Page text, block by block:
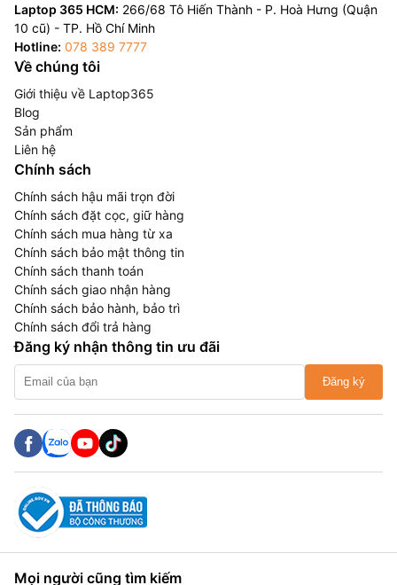
Laptop 365 HCM: 266/68 Tô Hiến Thành - P. Hoà Hưng (Quận
10 cũ) - TP. Hồ Chí Minh
Hotline: 078 389 7777
Về chúng tôi
Giới thiệu về Laptop365
Blog
Sản phẩm
Liên hệ
Chính sách
Chính sách hậu mãi trọn đời
Chính sách đặt cọc, giữ hàng
Chính sách mua hàng từ xa
Chính sách bảo mật thông tin
Chính sách thanh toán
Chính sách giao nhận hàng
Chính sách bảo hành, bảo trì
Chính sách đổi trả hàng
Đăng ký nhận thông tin ưu đãi
Đăng ký
Mọi người cũng tìm kiếm